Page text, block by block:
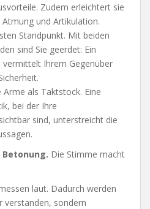
Zudem erleichtert sie
und Artikulation.
Standpunkt. Mit beiden
sind Sie geerdet: Ein
Ihrem Gegenüber
Arme als Taktstock. Eine
bei der Ihre
sind, unterstreicht die
Betonung. Die Stimme macht
laut. Dadurch werden
verstanden, sondern